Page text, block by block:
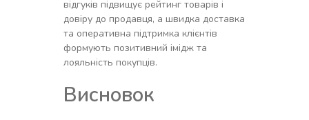
відгуків підвищує рейтинг товарів і
довіру до продавця, а швидка доставка
та оперативна підтримка клієнтів
формують позитивний імідж та
лояльність покупців.
Висновок